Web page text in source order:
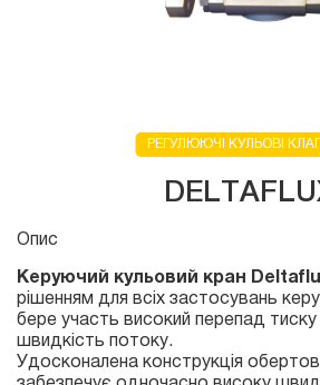
РЕГУЛЮЮЧІ КУЛЬОВІ
Опис
Керуючий кульовий кран
рішенням для всіх застосувань
бере участь високий перепад
швидкість потоку.
Удосконалена конструкція